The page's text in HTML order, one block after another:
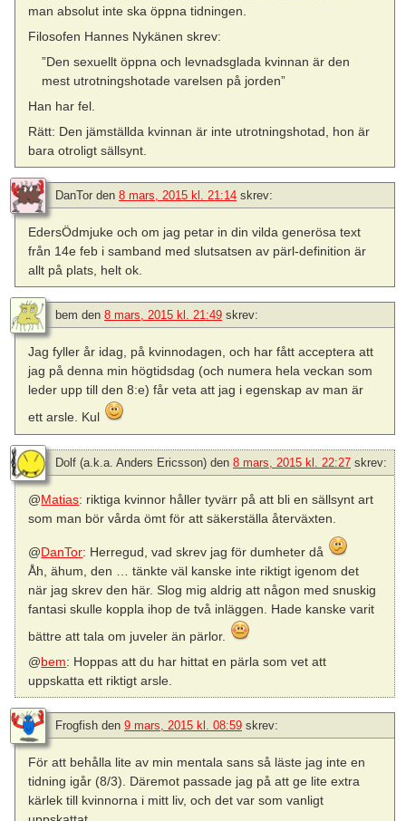
man absolut inte ska öppna tidningen.
Filosofen Hannes Nykänen skrev:
”Den sexuellt öppna och levnadsglada kvinnan är den
mest utrotningshotade varelsen på jorden”
Han har fel.
Rätt: Den jämställda kvinnan är inte utrotningshotad, hon är
bara otroligt sällsynt.
DanTor den 8 mars, 2015 kl. 21:14 skrev:
EdersÖdmjuke och om jag petar in din vilda generösa text
från 14e feb i samband med slutsatsen av pärl-definition är
allt på plats, helt ok.
bem den 8 mars, 2015 kl. 21:49 skrev:
Jag fyller år idag, på kvinnodagen, och har fått acceptera att
jag på denna min högtidsdag (och numera hela veckan som
leder upp till den 8:e) får veta att jag i egenskap av man är
ett arsle. Kul
Dolf (a.k.a. Anders Ericsson) den 8 mars, 2015 kl. 22:27 skrev:
@Matias: riktiga kvinnor håller tyvärr på att bli en sällsynt art
som man bör vårda ömt för att säkerställa återväxten.
@DanTor: Herregud, vad skrev jag för dumheter då
Åh, ähum, den … tänkte väl kanske inte riktigt igenom det
när jag skrev den här. Slog mig aldrig att någon med snuskig
fantasi skulle koppla ihop de två inläggen. Hade kanske varit
bättre att tala om juveler än pärlor.
@bem: Hoppas att du har hittat en pärla som vet att
uppskatta ett riktigt arsle.
Frogfish den 9 mars, 2015 kl. 08:59 skrev:
För att behålla lite av min mentala sans så läste jag inte en
tidning igår (8/3). Däremot passade jag på att ge lite extra
kärlek till kvinnorna i mitt liv, och det var som vanligt